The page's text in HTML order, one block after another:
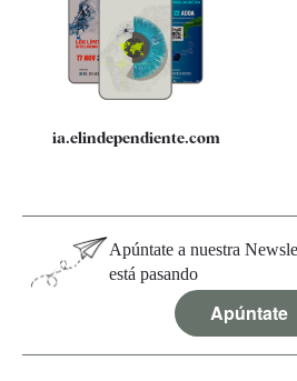
Quiénes somos
Especificaciones
ia.elindependiente.com
Apúntate a nuestra
está pasando
Apúntate